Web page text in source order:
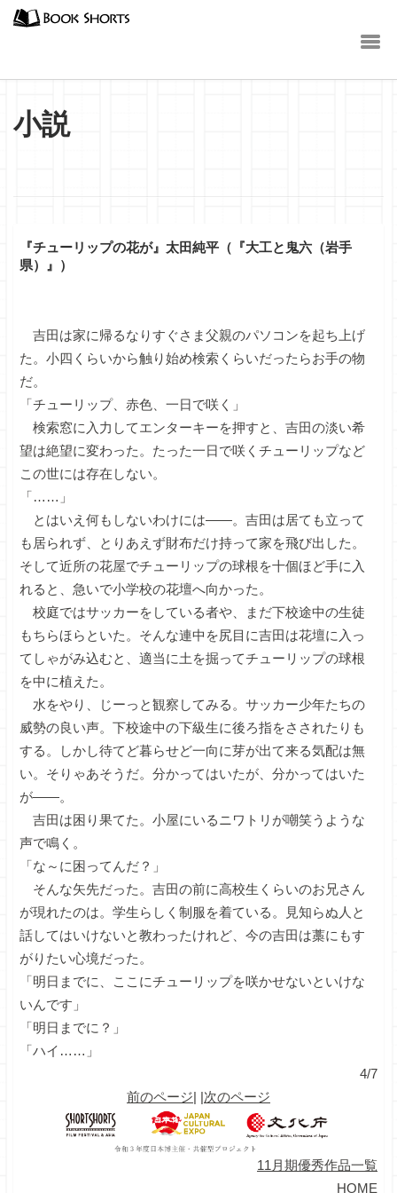
小説
『チューリップの花が』太田純平（『大工と鬼六（岩手
県）』）
吉田は家に帰るなりすぐさま父親のパソコンを起ち上げ
た。小四くらいから触り始め検索くらいだったらお手の物
だ。
「チューリップ、赤色、一日で咲く」
検索窓に入力してエンターキーを押すと、吉田の淡い希
望は絶望に変わった。たった一日で咲くチューリップなど
この世には存在しない。
「……」
とはいえ何もしないわけには――。吉田は居ても立って
も居られず、とりあえず財布だけ持って家を飛び出した。
そして近所の花屋でチューリップの球根を十個ほど手に入
れると、急いで小学校の花壇へ向かった。
校庭ではサッカーをしている者や、まだ下校途中の生徒
もちらほらといた。そんな連中を尻目に吉田は花壇に入っ
てしゃがみ込むと、適当に土を掘ってチューリップの球根
を中に植えた。
水をやり、じーっと観察してみる。サッカー少年たちの
威勢の良い声。下校途中の下級生に後ろ指をさされたりも
する。しかし待てど暮らせど一向に芽が出て来る気配は無
い。そりゃあそうだ。分かってはいたが、分かってはいた
が――。
吉田は困り果てた。小屋にいるニワトリが嘲笑うような
声で鳴く。
「な～に困ってんだ？」
そんな矢先だった。吉田の前に高校生くらいのお兄さん
が現れたのは。学生らしく制服を着ている。見知らぬ人と
話してはいけないと教わったけれど、今の吉田は藁にもす
がりたい心境だった。
「明日までに、ここにチューリップを咲かせないといけな
いんです」
「明日までに？」
「ハイ……」
4/7
前のページ| |次のページ
11月期優秀作品一覧
HOME